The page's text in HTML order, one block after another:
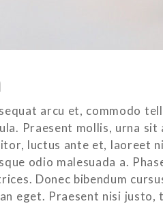
arcu et, commodo
Praesent mollis, urna
luctus ante et, laoreet
odio malesuada a.
Donec bibendum
eget. Praesent nisi